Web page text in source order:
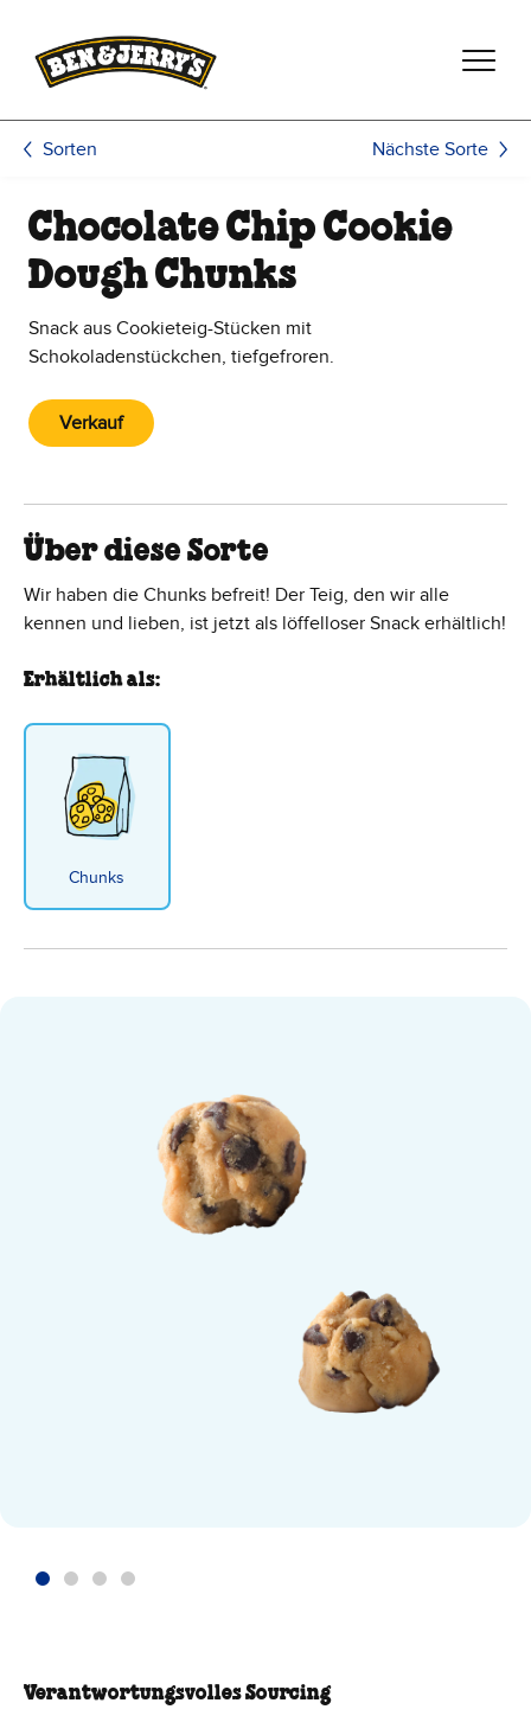
Sorten Nächste Sorte
Chocolate Chip Cookie
Dough Chunks
Snack aus Cookieteig-Stücken mit
Schokoladenstückchen, tiefgefroren.
Verkauf
Über diese Sorte
Wir haben die Chunks befreit! Der Teig, den wir alle
kennen und lieben, ist jetzt als löffelloser Snack erhältlich!
Erhältlich als:
Chunks
Verantwortungsvolles Sourcing